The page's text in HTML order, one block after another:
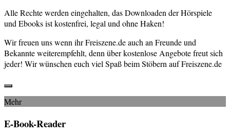
Alle Rechte werden eingehalten, das Downloaden der Hörspiele
und Ebooks ist kostenfrei, legal und ohne Haken!
Wir freuen uns wenn ihr Freiszene.de auch an Freunde und
Bekannte weiterempfehlt, denn über kostenlose Angebote freut sich
jeder! Wir wünschen euch viel Spaß beim Stöbern auf Freiszene.de
Mehr
E-Book-Reader